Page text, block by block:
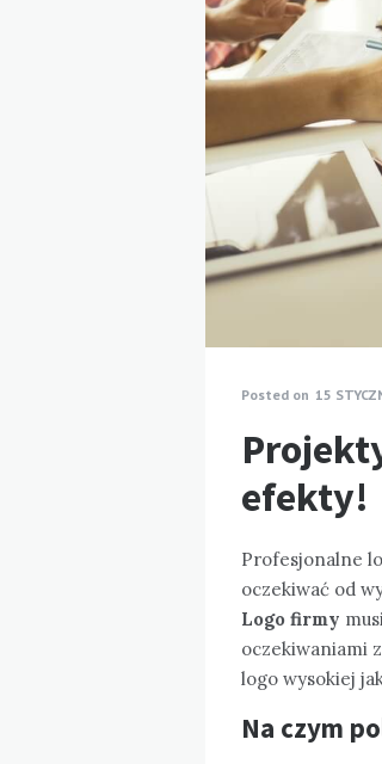
Posted on 15
efekty!
Profesjonalne
oczekiwać od
Logo firmy
oczekiwaniami
logo wysokiej
Na czym